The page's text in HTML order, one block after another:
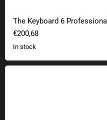
The Keyboard 6 Professional
€200,68
In stock